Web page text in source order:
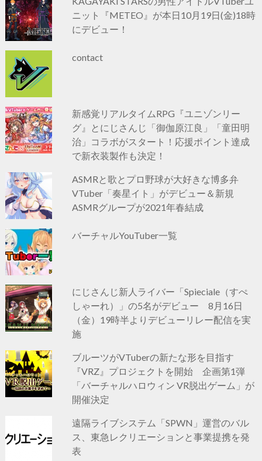
ニット『METEO』が本日10月19日(金)18時
にデビュー！
contact
新感覚リアルタイムRPG『ユニゾンリー
グ』とにじさんじ「御伽原江良」「童田明
治」コラボがスタート！応援ポイント達成
で新衣装製作も決定！
ASMRと歌とプロ野球が大好きな博多弁
VTuber「奏星イト」がデビュー＆新規
ASMRグループが2021年春結成
バーチャルYouTuber一覧
にじさんじ新人ライバー「Spieciale（すぺ
しゃーれ）」の5名がデビュー 8月16日
（金）19時半よりデビューリレー配信を実
施
ブルーツがVTuberの新たな形を目指す
『VRZ』プロジェクトを開始 企画第1弾
「バーチャルハロウィン VR脱出ゲーム」が
開催決定
遠隔ライブシステム「SPWN」運営のバル
ス、東急レクリエーションと事業提携を発
表